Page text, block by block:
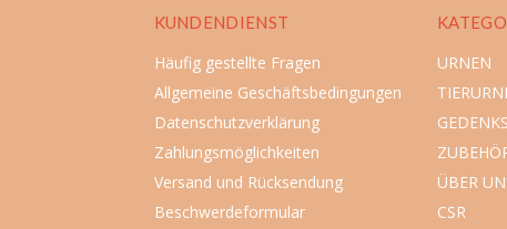
KUNDENDIENST
Häufig gestellte Fragen
Allgemeine Geschäftsbedingungen
Datenschutzverklärung
Zahlungsmöglichkeiten
Versand und Rücksendung
Beschwerdeformular
URNEN
ÜBER
CSR